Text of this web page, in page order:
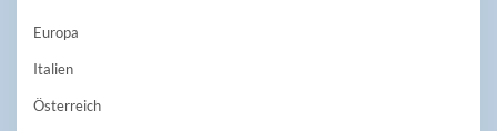
Europa
Italien
Österreich